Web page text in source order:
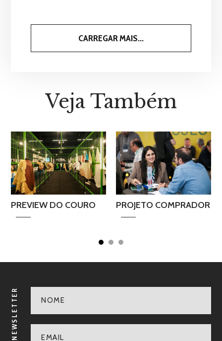
CARREGAR MAIS...
Veja Também
PREVIEW DO COURO PROJETO COMPRADOR
NEWSLETTER